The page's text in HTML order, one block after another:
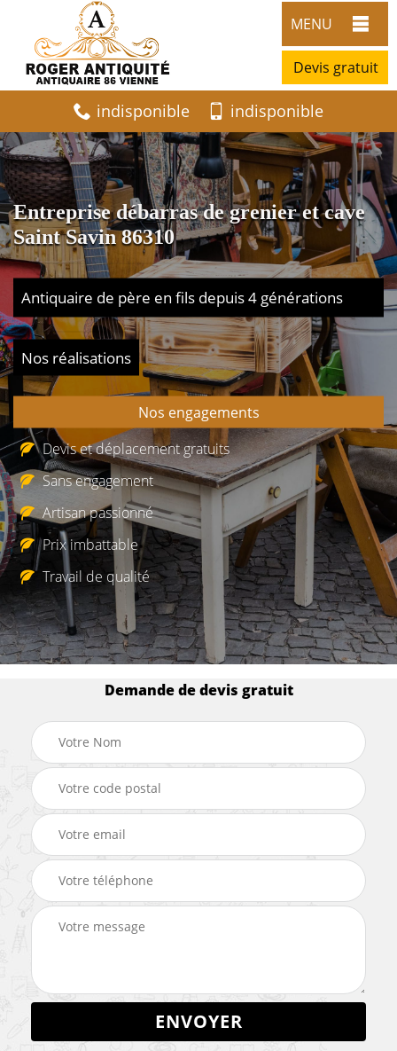
MENU
Devis gratuit
indisponible indisponible
Entreprise débarras de grenier et cave
Saint Savin 86310
Antiquaire de père en fils depuis 4 générations
Nos réalisations
Nos engagements
Devis et déplacement gratuits
Sans engagement
Artisan passionné
Prix imbattable
Travail de qualité
Demande de devis gratuit